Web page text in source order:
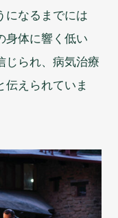
になるまでには
身体に響 く低い
じられ、病気治療
伝えられていま